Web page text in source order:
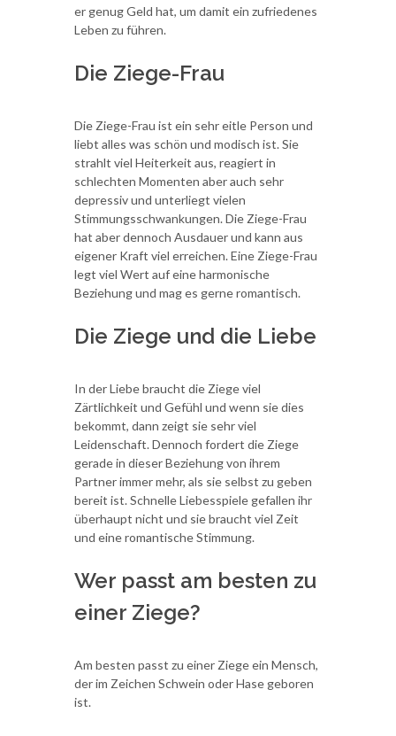
er genug Geld hat, um damit ein zufriedenes
Leben zu führen.
Die Ziege-Frau
Die Ziege-Frau ist ein sehr eitle Person und
liebt alles was schön und modisch ist. Sie
strahlt viel Heiterkeit aus, reagiert in
schlechten Momenten aber auch sehr
depressiv und unterliegt vielen
Stimmungsschwankungen. Die Ziege-Frau
hat aber dennoch Ausdauer und kann aus
eigener Kraft viel erreichen. Eine Ziege-Frau
legt viel Wert auf eine harmonische
Beziehung und mag es gerne romantisch.
Die Ziege und die Liebe
In der Liebe braucht die Ziege viel
Zärtlichkeit und Gefühl und wenn sie dies
bekommt, dann zeigt sie sehr viel
Leidenschaft. Dennoch fordert die Ziege
gerade in dieser Beziehung von ihrem
Partner immer mehr, als sie selbst zu geben
bereit ist. Schnelle Liebesspiele gefallen ihr
überhaupt nicht und sie braucht viel Zeit
und eine romantische Stimmung.
Wer passt am besten zu
einer Ziege?
Am besten passt zu einer Ziege ein Mensch,
der im Zeichen Schwein oder Hase geboren
ist.